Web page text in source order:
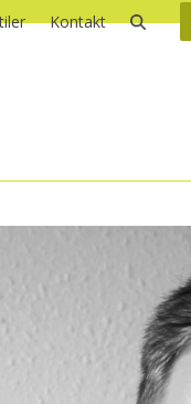
Kontakt